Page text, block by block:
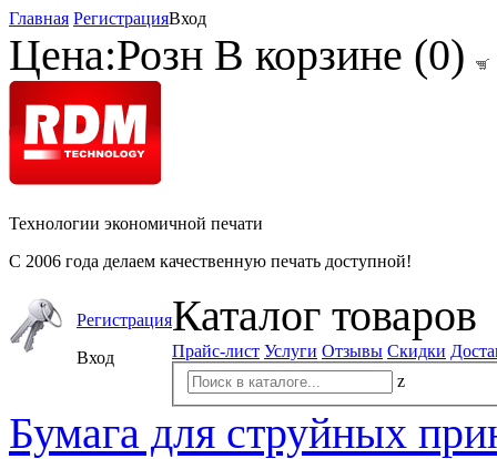
Главная РегистрацияВход
Цена:Розн В корзине (0)
Технологии экономичной печати
С 2006 года делаем качественную печать доступной!
Регистрация
Вход
Каталог товаров
Прайс-лист Услуги Отзывы Скидки
z
Бумага для струйных